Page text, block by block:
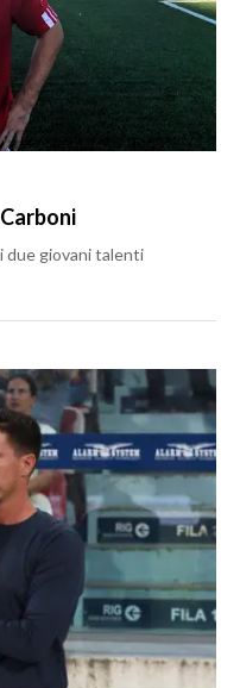
due giovani talenti